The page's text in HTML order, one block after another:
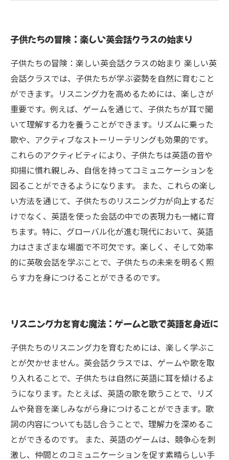
コミュニケーション能力を育てる：英語を通じ
た自信の獲得
未来のための準備：グローバル社会での英語力
の重要性
楽しい英会話クラスでの発見：子供たちの成長
物語
子供たちの冒険：楽しい英会話クラスの始まり
子供たちの冒険：楽しい英会話クラスの始まり 楽しい英
会話クラスでは、子供たちが学ぶ姿勢を自然に育むこと
ができます。リスニング力を高めるためには、楽しさが
重要です。例えば、ゲームを通じて、子供たちが耳で聞
いて理解する力を養うことができます。リズムに乗った
歌や、アクティブなストーリーテリングも効果的です。
これらのアクティビティにより、子供たちは英語の音や
抑揚に慣れ親しみ、自信を持ってコミュニケーションを
図ることができるようになります。 また、これらの楽し
い方法を通じて、子供たちのリスニング力が向上するだ
けでなく、英語を使った会話の中での表現力も一緒に育
ちます。特に、グローバル化が進む現代において、英語
力はさまざまな場面で不可欠です。楽しく、そして効率
的に英敬会話を学ぶことで、子供たちの未来を明るく照
らす力を身につけることができるのです。
リスニング力を育む魔法：ゲームと歌で英語を身近に
子供たちのリスニング力を育むためには、楽しく学ぶこ
とが欠かせません。英会話クラスでは、ゲームや歌を取
り入れることで、子供たちは自然に英語に耳を傾けるよ
うになります。たとえば、英語の歌を歌うことで、リズ
ムや発音を楽しみながら身につけることができます。歌
詞の内容についても話し合うことで、理解力を深めるこ
とができるのです。 また、英語のゲームは、競争心を刺
激し、仲間とのコミュニケーションを促す素晴らしい手